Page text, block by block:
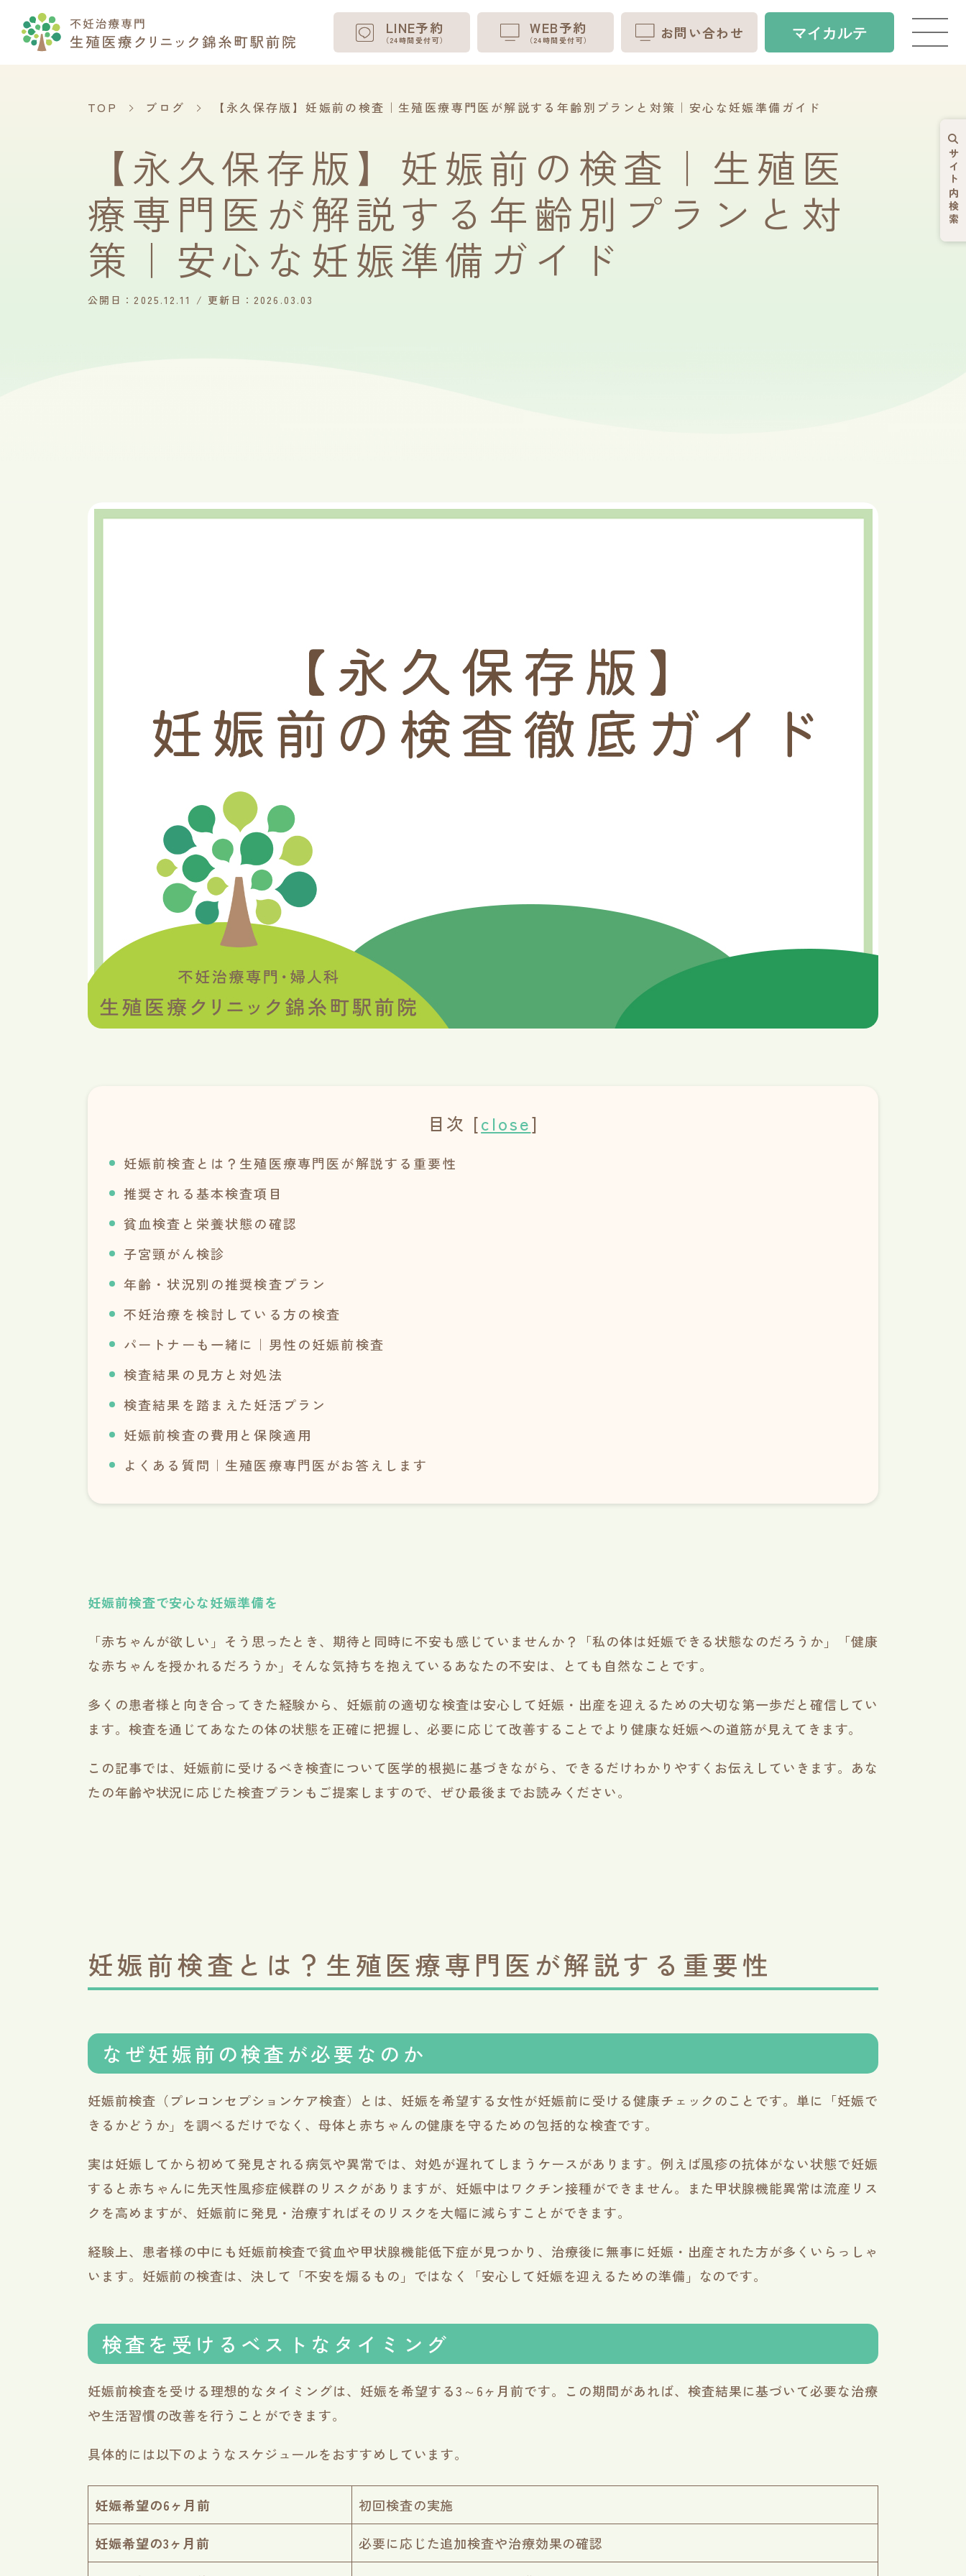
LINE予約
（24時間受付可）
WEB予約
（24時間受付可） お問い合わせ マイ カルテ
サイト内検索
TOP ブログ 【永久保存版】妊娠前の検査｜生殖医療専門医が解説する年齢別プランと対策｜安心な妊娠準備ガイド
【永久保存版】妊娠前の検査｜生殖医
療専門医が解説する年齢別プランと対
策｜安心な妊娠準備ガイド
公開日：2025.12.11 更新日：2026.03.03
目次 [close]
妊娠前検査とは？生殖医療専門医が解説する重要性
推奨される基本検査項目
貧血検査と栄養状態の確認
子宮頸がん検診
年齢・状況別の推奨検査プラン
不妊治療を検討している方の検査
パートナーも一緒に｜男性の妊娠前検査
検査結果の見方と対処法
検査結果を踏まえた妊活プラン
妊娠前検査の費用と保険適用
よくある質問｜生殖医療専門医がお答えします
妊娠前検査で安心な妊娠準備を
「赤ちゃんが欲しい」そう思ったとき、期待と同時に不安も感じていませんか？「私の体は妊娠できる状態なのだろうか」「健康
な赤ちゃんを授かれるだろうか」そんな気持ちを抱えているあなたの不安は、とても自然なことです。
多くの患者様と向き合ってきた経験から、妊娠前の適切な検査は安心して妊娠・出産を迎えるための大切な第一歩だと確信してい
ます。検査を通じてあなたの体の状態を正確に把握し、必要に応じて改善することでより健康な妊娠への道筋が見えてきます。
この記事では、妊娠前に受けるべき検査について医学的根拠に基づきながら、できるだけわかりやすくお伝えしていきます。あな
たの年齢や状況に応じた検査プランもご提案しますので、ぜひ最後までお読みください。
妊娠前検査とは？生殖医療専門医が解説する重要性
なぜ妊娠前の検査が必要なのか
妊娠前検査（プレコンセプションケア検査）とは、妊娠を希望する女性が妊娠前に受ける健康チェックのことです。単に「妊娠で
きるかどうか」を調べるだけでなく、母体と赤ちゃんの健康を守るための包括的な検査です。
実は妊娠してから初めて発見される病気や異常では、対処が遅れてしまうケースがあります。例えば風疹の抗体がない状態で妊娠
すると赤ちゃんに先天性風疹症候群のリスクがありますが、妊娠中はワクチン接種ができません。また甲状腺機能異常は流産リス
クを高めますが、妊娠前に発見・治療すればそのリスクを大幅に減らすことができます。
経験上、患者様の中にも妊娠前検査で貧血や甲状腺機能低下症が見つかり、治療後に無事に妊娠・出産された方が多くいらっしゃ
います。妊娠前の検査は、決して「不安を煽るもの」ではなく「安心して妊娠を迎えるための準備」なのです。
検査を受けるベストなタイミング
妊娠前検査を受ける理想的なタイミングは、妊娠を希望する3～6ヶ月前です。この期間があれば、検査結果に基づいて必要な治療
や生活習慣の改善を行うことができます。
具体的には以下のようなスケジュールをおすすめしています。
妊娠希望の6ヶ月前 初回検査の実施
妊娠希望の3ヶ月前 必要に応じた追加検査や治療効果の確認